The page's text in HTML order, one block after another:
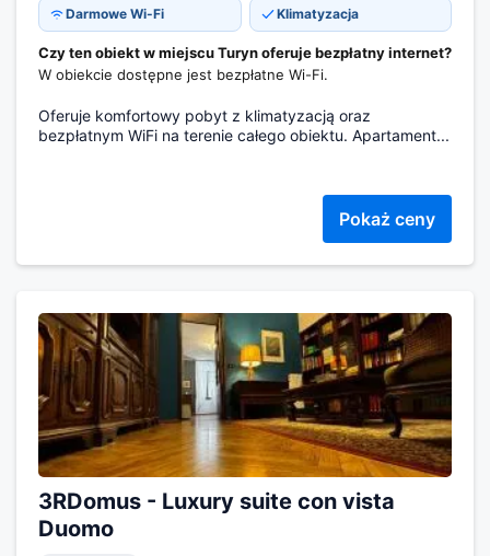
Darmowe Wi-Fi Klimatyzacja
Czy ten obiekt w miejscu Turyn oferuje bezpłatny internet?
W obiekcie dostępne jest bezpłatne Wi-Fi.
Oferuje komfortowy pobyt z klimatyzacją oraz
bezpłatnym WiFi na terenie całego obiektu. Apartament...
Pokaż ceny
3RDomus - Luxury suite con vista
Duomo